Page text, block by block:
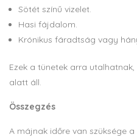
Sötét színű vizelet.
Hasi fájdalom.
Krónikus fáradtság vagy
Ezek a tünetek arra
alatt áll.
Összegzés
A májnak időre van szüksége